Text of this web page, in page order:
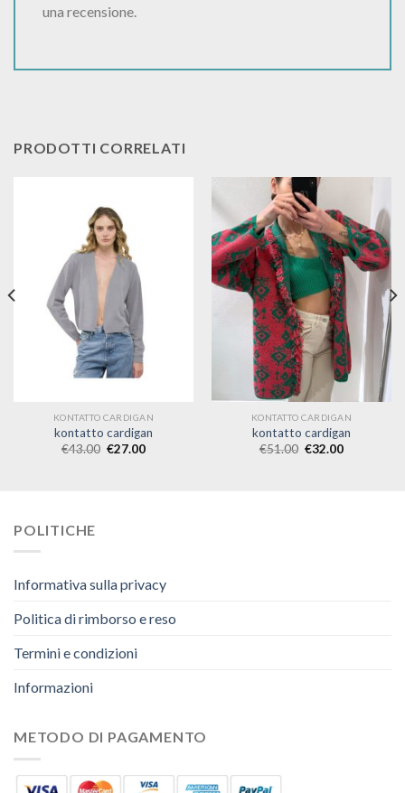
una recensione.
PRODOTTI CORRELATI
KONTATTO CARDIGAN
kontatto cardigan
€43.00 €27.00
KONTATTO CARDIGAN
kontatto cardigan
€51.00 €32.00
POLITICHE
Informativa sulla privacy
Politica di rimborso e reso
Termini e condizioni
Informazioni
METODO DI PAGAMENTO